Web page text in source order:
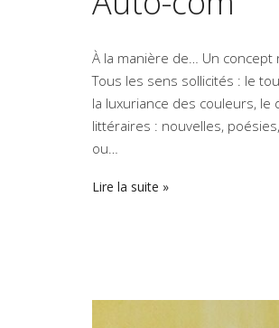
À la manière de… Un concept
Tous les sens sollicités : le
la luxuriance des couleurs,
littéraires : nouvelles,
ou…
Lire la suite